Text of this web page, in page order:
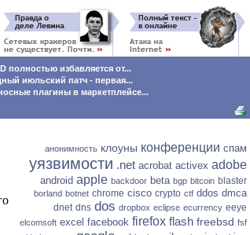
полностью избавляется от...
июльский патч - первая...
плагины в маркетплейсе...
анонимность клоуны конференции спам
уязвимости .net acrobat activex adobe
android apple backdoor beta bgp bitcoin blaster
borland botnet chrome cisco crypto ctf ddos dmca
dnet dns dos dropbox eclipse ecurrency eeye
elcomsoft excel facebook firefox flash freebsd fsf